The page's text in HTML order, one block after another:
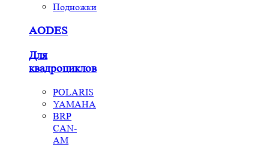
Подножки
AODES
Для
квадроциклов
POLARIS
YAMAHA
BRP
CAN-
AM